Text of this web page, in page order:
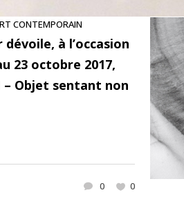
CONTEMPORAIN
à l’occasion
23 octobre 2017,
– Objet sentant non
0 0